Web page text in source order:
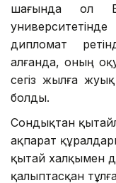
Қытай
Президенттің
тілінде еркін
айтуынша,
тамаша
Жомарт Тоқаев
шарада да
бірнеше мәрте
Мемлекет
деңгейде